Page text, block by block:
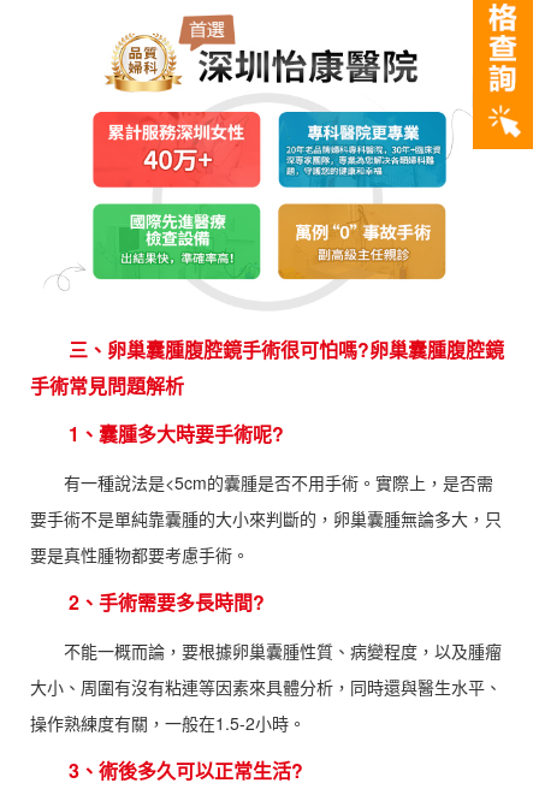
三、卵巢囊腫腹腔鏡手術很可怕嗎?卵巢囊腫腹腔鏡
手術常見問題解析
1、囊腫多大時要手術呢?
有一種說法是<5cm的囊腫是否不用手術。實際上，是否需
要手術不是單純靠囊腫的大小來判斷的，卵巢囊腫無論多大，只
要是真性腫物都要考慮手術。
2、手術需要多長時間?
不能一概而論，要根據卵巢囊腫性質、病變程度，以及腫瘤
大小、周圍有沒有粘連等因素來具體分析，同時還與醫生水平、
操作熟練度有關，一般在1.5-2小時。
3、術後多久可以正常生活?